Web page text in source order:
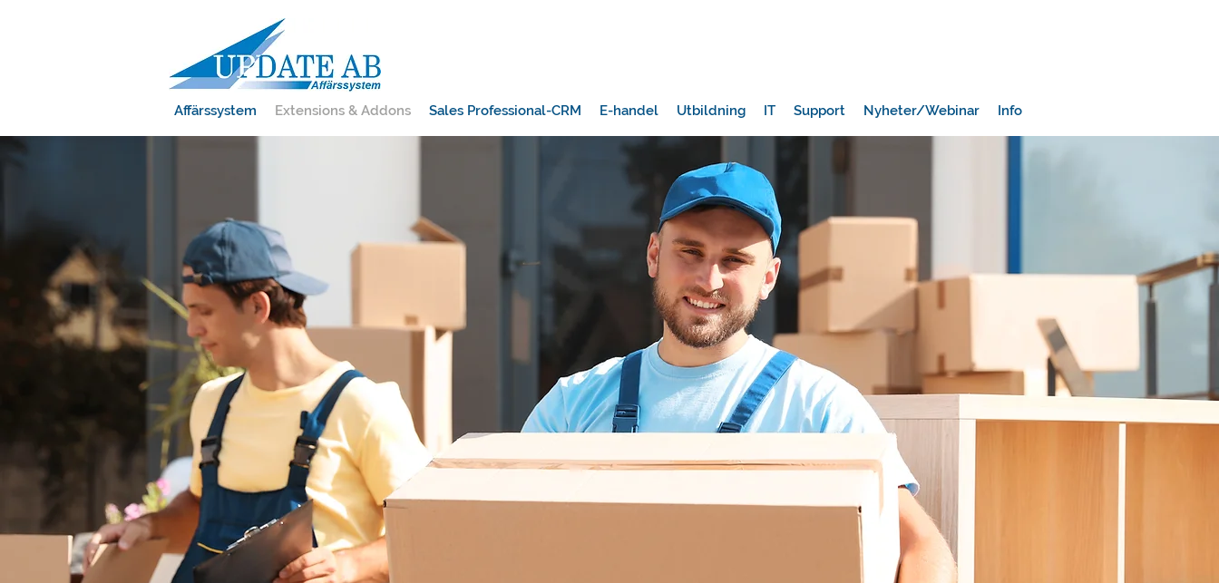
Affärssystem Extensions & Addons Sales Professional-CRM E-handel Utbildning IT Support Nyheter/Webinar Info